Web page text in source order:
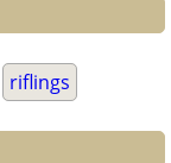
riflings